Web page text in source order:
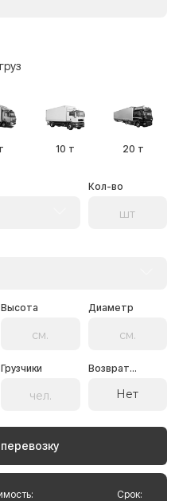
10 т 20 т
Кол-во
Высота Диаметр
Грузчики Возврат...
Нет
Срок: